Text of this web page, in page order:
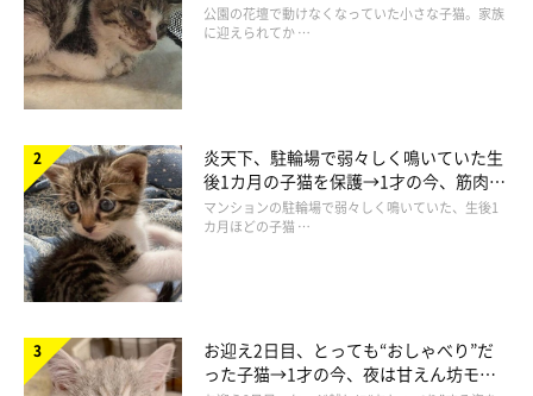
と“姉妹”のような関係に
公園の花壇で動けなくなっていた小さな子猫。家族
に迎えられてか …
炎天下、駐輪場で弱々しく鳴いていた生
後1カ月の子猫を保護→1才の今、筋肉質
でツンデレなコに成長
マンションの駐輪場で弱々しく鳴いていた、生後1
カ月ほどの子猫 …
お迎え2日目、とっても“おしゃべり”だ
った子猫→1才の今、夜は甘えん坊モー